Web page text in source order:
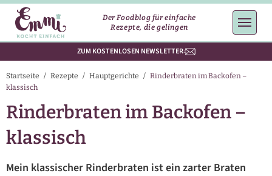
Der Foodblog für einfache
Rezepte, die gelingen
ZUM KOSTENLOSEN NEWSLETTER
Startseite / Rezepte / Hauptgerichte / Rinderbraten im Backofen –
klassisch
Rinderbraten im Backofen –
klassisch
Mein klassischer Rinderbraten ist ein zarter Braten